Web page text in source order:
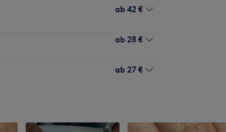
ab 42 €
ab 28 €
ab 27 €